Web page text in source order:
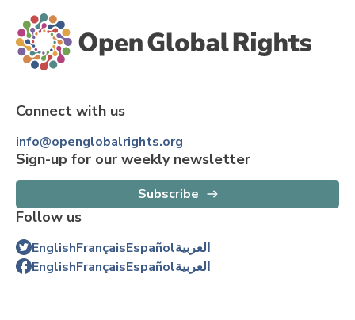
Connect with us
info@openglobalrights.org
Sign-up for our weekly newsletter
Subscribe
Follow us
EnglishFrançaisEspañolالعربية
EnglishFrançaisEspañolالعربية